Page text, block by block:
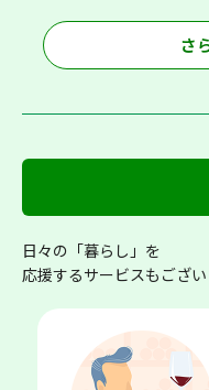
さ
日々の「暮らし」を
応援するサービスもござ